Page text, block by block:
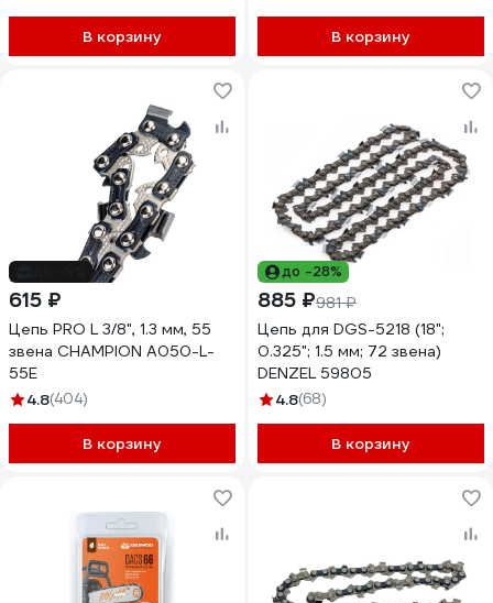
В корзину В корзину
615 ₽
Цепь PRO L 3/8", 1.3 мм, 55
звена CHAMPION A050-L-
55E
4.8(404)
В корзину
до -28%
885 ₽981 ₽
Цепь для DGS-5218 (18";
0.325"; 1.5 мм; 72 звена)
DENZEL 59805
4.8(68)
В корзину